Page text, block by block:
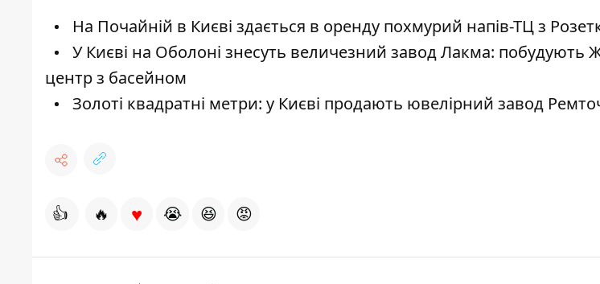
На Почайній в Києві здається в оренду похмурий напів-ТЦ з
У Києві на Оболоні знесуть величезний завод Лакма: побудують
центр з басейном
Золоті квадратні метри: у Києві продають ювелірний завод
👍 🔥 ♥ 😭 😆 😡